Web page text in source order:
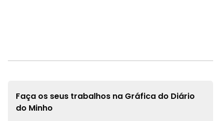
Faça os seus trabalhos na Gráfica do Diário
do Minho